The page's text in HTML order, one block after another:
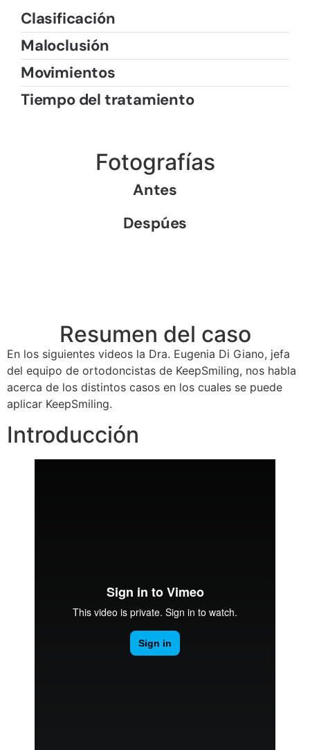
Clasificación
Maloclusión
Movimientos
Tiempo del tratamiento
Fotografías
Antes
Despúes
Resumen del caso
En los siguientes videos la Dra. Eugenia Di Giano, jefa
del equipo de ortodoncistas de KeepSmiling, nos habla
acerca de los distintos casos en los cuales se puede
aplicar KeepSmiling.
Introducción